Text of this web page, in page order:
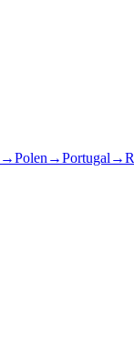
→Polen →Portugal →